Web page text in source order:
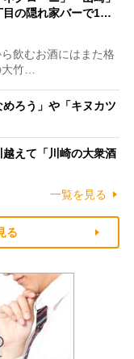
目の隠れ家バーで1…
飲むお酒にはまた格
竹…
めろう」や「キヌカツ
越えて「川崎の大衆酒
一覧を見る
る